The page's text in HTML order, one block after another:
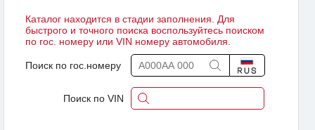
Каталог находится в стадии заполнения. Для
быстрого и точного поиска воспользуйтесь поиском
по гос. номеру или VIN номеру автомобиля.
Поиск по гос.номеру
Поиск по VIN